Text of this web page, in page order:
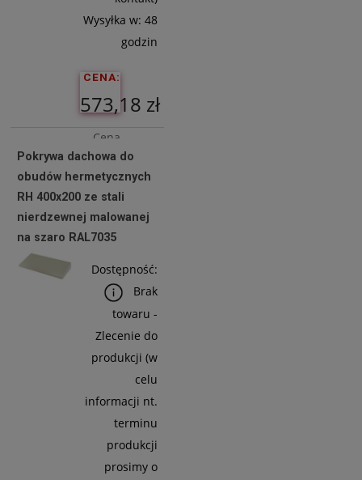
Wysyłka w: 48
godzin
CENA:
573,18 zł
Cena
netto:
466,00 zł
Koszyka
Pokrywa dachowa do
obudów hermetycznych
RH 400x200 ze stali
nierdzewnej malowanej
na szaro RAL7035
Dostępność:
Brak
towaru -
Zlecenie do
produkcji (w
celu
informacji nt.
terminu
produkcji
prosimy o